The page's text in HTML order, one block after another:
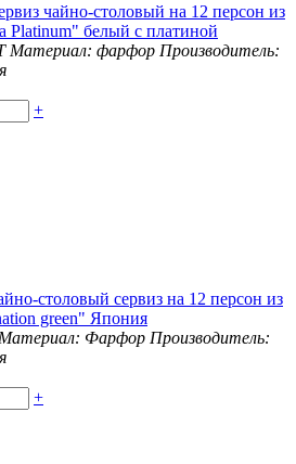
чайно-столовый на 12 персон из
Platinum" белый с платиной
Материал: фарфор Производитель:
+
столовый сервиз на 12 персон из
green" Япония
Материал: Фарфор Производитель:
+